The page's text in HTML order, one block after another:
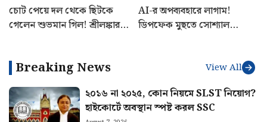
চোট পেয়ে দল থেকে ছিটকে
গেলেন শুভমান গিল! শ্রীলঙ্কার
AI-র অপব্যবহারে লাগাম!
ডিপফেক মুছতে সোশ্যাল
Breaking News View All
২০১৬ না ২০২৫, কোন নিয়মে SLST নিয়োগ?
হাইকোর্টে অবস্থান স্পষ্ট করল SSC